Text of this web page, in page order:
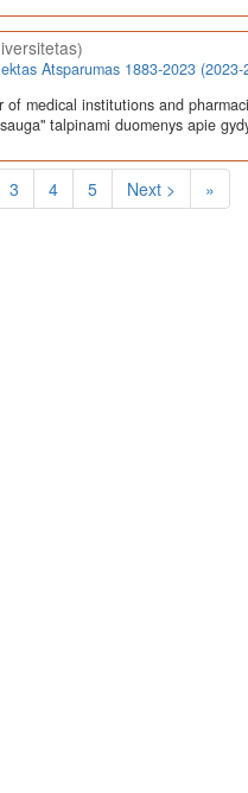
Atsparumas 1883-2023
medical institutions and
talpinami duomenys apie
3 4 5 Next > »